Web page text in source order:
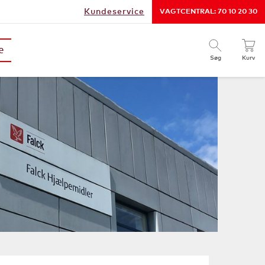
Kundeservice VAGTCENTRAL: 70 10 20 30
Søg Kurv
70 10 20 31
SE KURVEN GÅ TIL BESTILLING